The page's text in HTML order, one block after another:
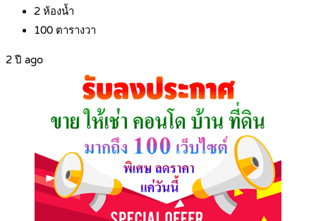
2 ห้องน้ำ
100 ตารางวา
2 ปี ago